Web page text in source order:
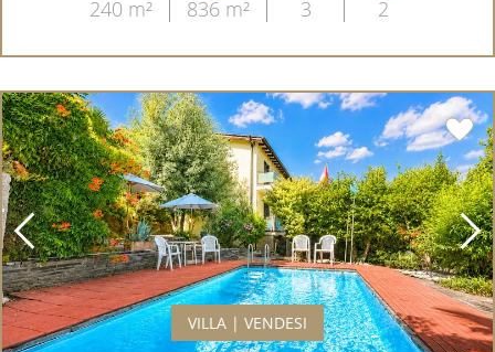
240 m² 836 m² 3 2
VILLA | VENDESI